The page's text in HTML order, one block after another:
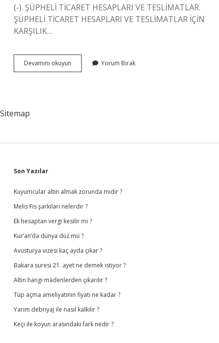
(-). ŞÜPHELİ TİCARET HESAPLARI VE TESLİMATLAR.
ŞÜPHELİ TİCARET HESAPLARI VE TESLİMATLAR İÇİN
KARŞILIK…
Devamını okuyun
Da
Yorum Bırak
Sitemap
Sidebar
Son Yazılar
Kuyumcular altın almak zorunda mıdır ?
Melis Fis şarkıları nelerdir ?
Ek hesaptan vergi kesilir mi ?
Kur’an’da dünya düz mü ?
Avusturya vizesi kaç ayda çıkar ?
Bakara suresi 21. ayet ne demek istiyor ?
Altın hangi madenlerden çıkarılır ?
Tüp açma ameliyatının fiyatı ne kadar ?
Yarım debriyaj ile nasıl kalkılır ?
Keçi ile koyun arasındaki fark nedir ?